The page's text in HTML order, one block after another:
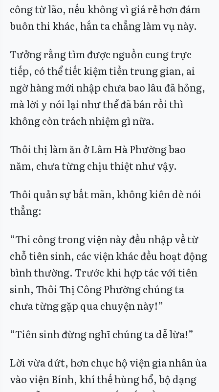
công từ lão, nếu không vì giá rẻ hơn đám
buôn thi khác, hắn ta chẳng làm vụ này.
Tưởng rằng tìm được nguồn cung trực
tiếp, có thể tiết kiệm tiền trung gian, ai
ngờ hàng mới nhập chưa bao lâu đã hỏng,
mà lời y nói lại như thể đã bán rồi thì
không còn trách nhiệm gì nữa.
Thôi thị làm ăn ở Lâm Hà Phường bao
năm, chưa từng chịu thiệt như vậy.
Thôi quản sự bất mãn, không kiên dè nói
thẳng:
“Thi công trong viện này đều nhập về từ
chỗ tiên sinh, các viện khác đều hoạt động
bình thường. Trước khi hợp tác với tiên
sinh, Thôi Thị Công Phường chúng ta
chưa từng gặp qua chuyện này!”
“Tiên sinh đừng nghĩ chúng ta dễ lừa!”
Lời vừa dứt, hơn chục hộ viện gia nhân ùa
vào viện Bính, khí thế hùng hổ, bộ dạng